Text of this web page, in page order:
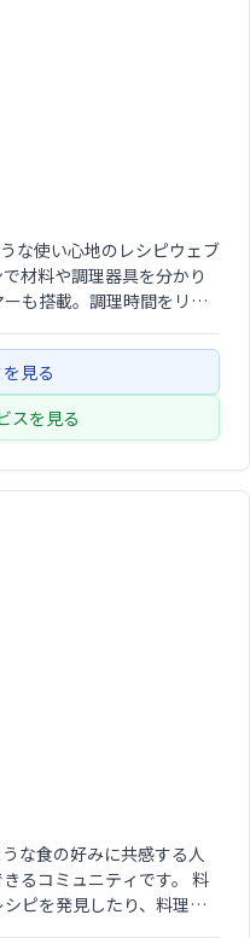
な使い心地のレシピウェブ
材料や調理器具を分かり
も搭載。調理時間をリス
で、料理の楽しさをさら
見る
スを見る
な食の好みに共感する人
るコミュニティです。 料
ピを発見したり、料理の